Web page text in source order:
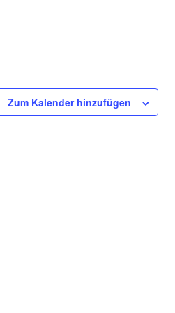
Zum Kalender hinzufügen